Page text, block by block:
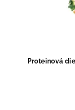
Proteinová